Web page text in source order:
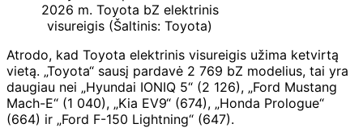
2026 m. Toyota bZ elektrinis
visureigis (Šaltinis: Toyota)
Atrodo, kad Toyota elektrinis visureigis užima ketvirtą
vietą. „Toyota“ sausį pardavė 2 769 bZ modelius, tai yra
daugiau nei „Hyundai IONIQ 5“ (2 126), „Ford Mustang
Mach-E“ (1 040), „Kia EV9“ (674), „Honda Prologue“
(664) ir „Ford F-150 Lightning“ (647).